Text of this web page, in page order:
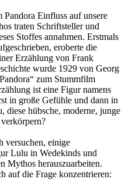
Pandora Einfluss auf unsere
traten Schriftsteller und
Stoffes annahmen. Erstmals
eroberte die
Erzählung von Frank
wurde 1929 von Georg
zum Stummfilm
ist eine Figur namens
in große Gefühle und dann in
hübsche, moderne, junge
versuchen, einige
Lulu in Wedekinds und
Mythos herauszuarbeiten.
auf die Frage konzentrieren: